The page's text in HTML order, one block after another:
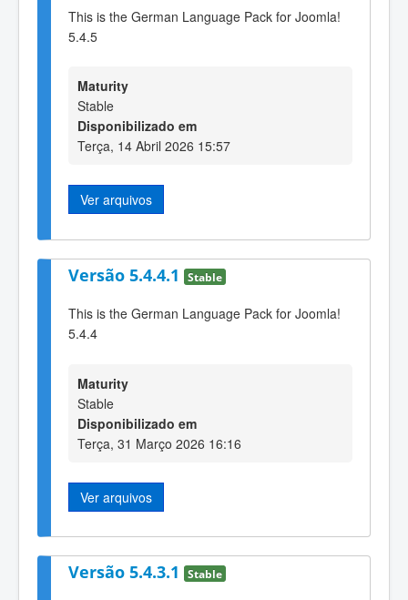
This is the German Language Pack for Joomla!
5.4.5
Maturity
Stable
Disponibilizado em
Terça, 14 Abril 2026 15:57
Ver arquivos
Versão 5.4.4.1 Stable
This is the German Language Pack for Joomla!
5.4.4
Maturity
Stable
Disponibilizado em
Terça, 31 Março 2026 16:16
Ver arquivos
Versão 5.4.3.1 Stable